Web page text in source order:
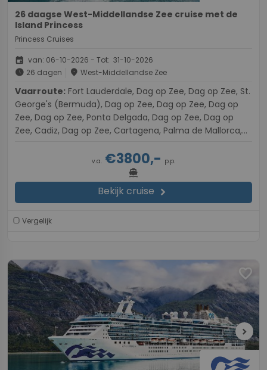
26 daagse West-Middellandse Zee cruise met de
Island Princess
Princess Cruises
event van: 06-10-2026 - Tot: 31-10-2026
schedule 26 dagen place West-Middellandse Zee
Vaarroute:
George's (Bermuda), Dag op Zee, Dag op Zee, Dag op
Zee, Dag op Zee, Ponta Delgada, Dag op Zee, Dag op
Zee, Cadiz, Dag op Zee, Cartagena, Palma de Mallorca,
(Rome), Napels, Dag op Zee, Chania, Fira (Santorini),
v.a. €3800,- p.p.
directions_boat
Bekijk cruise chevron_right
Vergelijk
favorite
chevron_right